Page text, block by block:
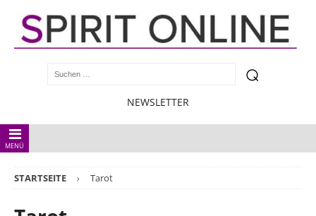
NEWSLETTER
MENÜ
STARTSEITE Tarot